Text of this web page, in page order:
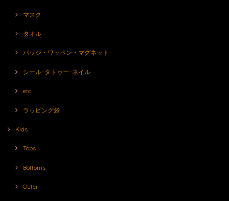
マスク
タオル
バッジ・ワッペン・マグネット
シール･タトゥー･ネイル
etc.
ラッピング袋
Kids
Tops
Bottoms
Outer